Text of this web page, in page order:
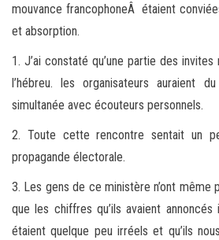
mouvance francophoneÂ étaient
et absorption.
1. J’ai constaté qu’une partie des
l’hébreu. les organisateurs auraient
simultanée avec écouteurs personnels.
2. Toute cette rencontre sentait un
propagande électorale.
3. Les gens de ce ministère n’ont même
que les chiffres qu’ils avaient
étaient quelque peu irréels et qu’ils